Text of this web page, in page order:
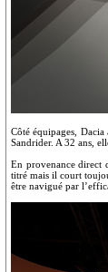
Côté équipages,
Sandrider. A 32 ans,
En provenance direct
titré mais il court
être navigué par